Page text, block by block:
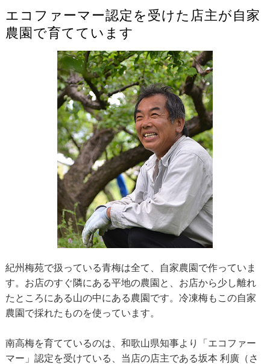
エコファーマー認定を受けた店主が自家
農園で育てています
紀州梅苑で扱っている青梅は全て、自家農園で作っていま
す。お店のすぐ隣にある平地の農園と、お店から少し離れ
たところにある山の中にある農園です。冷凍梅もこの自家
農園で採れたものを使っています。
南高梅を育てているのは、和歌山県知事より「エコファー
マー」認定を受けている、当店の店主である坂本 利廣（さ